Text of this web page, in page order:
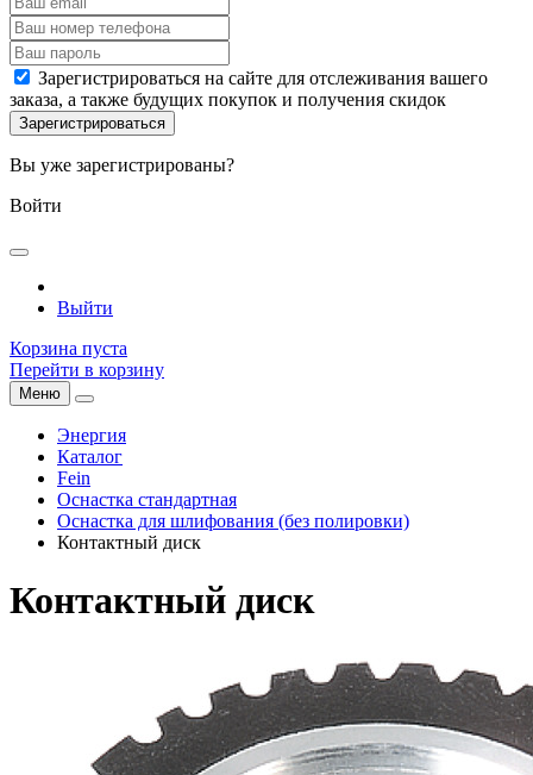
Зарегистрироваться на сайте для отслеживания вашего
заказа, а также будущих покупок и получения скидок
Вы уже зарегистрированы?
Войти
Выйти
Корзина пуста
Перейти в корзину
Меню
Энергия
Каталог
Fein
Оснастка стандартная
Оснастка для шлифования (без полировки)
Контактный диск
Контактный диск